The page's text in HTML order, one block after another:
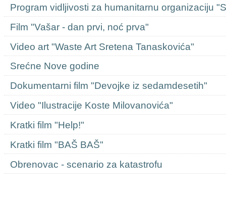
Program vidljivosti za humanitarnu organizaciju
Film "Vašar - dan prvi, noć prva"
Video art "Waste Art Sretena Tanaskovića"
Srećne Nove godine
Dokumentarni film "Devojke iz sedamdesetih"
Video "Ilustracije Koste Milovanovića"
Kratki film "Help!"
Kratki film "BAŠ BAŠ"
Obrenovac - scenario za katastrofu